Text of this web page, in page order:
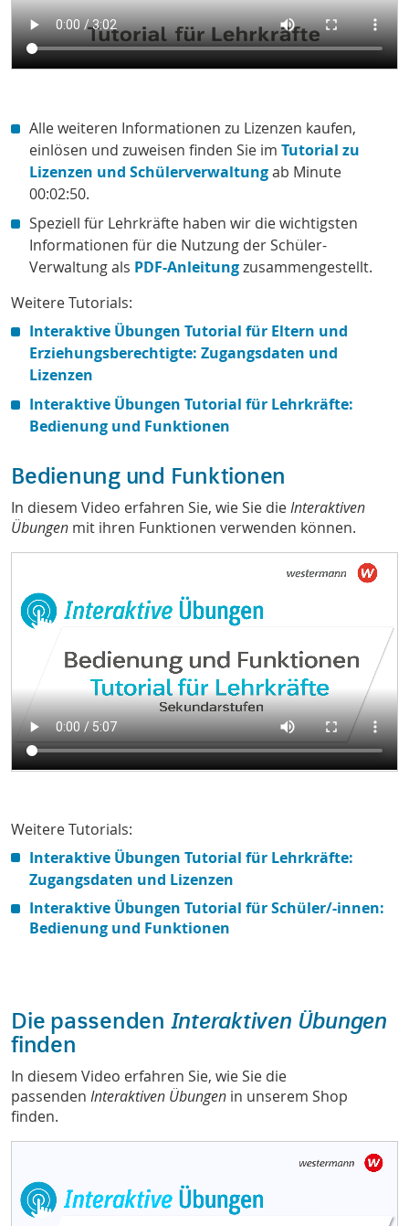
Alle weiteren Informationen zu Lizenzen kaufen,
einlösen und zuweisen finden Sie im Tutorial zu
Lizenzen und Schülerverwaltungab Minute
00:02:50.
Speziell für Lehrkräfte haben wir die wichtigsten
Informationen für die Nutzung der Schüler-
Verwaltung als PDF-Anleitungzusammengestellt.
Weitere Tutorials:
Interaktive Übungen Tutorial für Eltern und
Erziehungsberechtigte: Zugangsdaten und
Lizenzen
Interaktive Übungen Tutorial für Lehrkräfte:
Bedienung und Funktionen
Bedienung und Funktionen
In diesem Video erfahren Sie, wie Sie dieInteraktiven
Übungen mit ihren Funktionen verwenden können.
Weitere Tutorials:
Interaktive Übungen Tutorial für Lehrkräfte:
Zugangsdaten und Lizenzen
Interaktive Übungen Tutorial für Schüler/-innen:
Bedienung und Funktionen
Die passenden Interaktiven Übungen
finden
In diesem Video erfahren Sie, wie Sie die
passenden Interaktiven Übungen in unserem Shop
finden.